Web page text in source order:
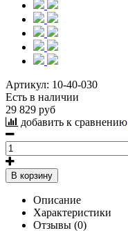
Артикул: 10-40-030
Есть в наличии
29 829 руб
добавить к сравнению
В корзину
Описание
Характеристики
Отзывы (0)